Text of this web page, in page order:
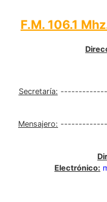
F.M. 106.1
Secretaría:
Mensajero:
Electrónico: